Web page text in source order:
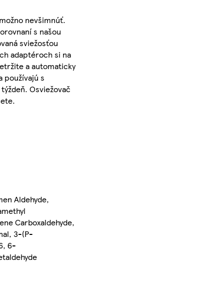
nevšimnúť.
s našou
sviežosťou
adaptéroch si na
a automaticky
používajú s
Osviežovač
Aldehyde,
Carboxaldehyde,
3-(P-
6-